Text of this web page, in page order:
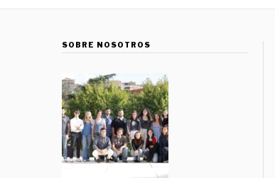
SOBRE NOSOTROS